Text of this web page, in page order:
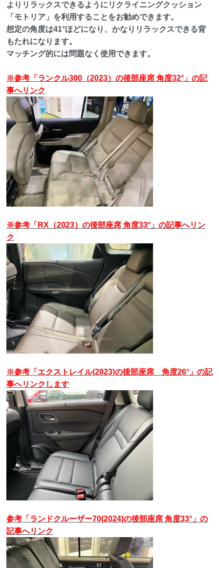
よりリラックスできるようにリクライニングクッション
「モトリア」を利用することをお勧めできます。
想定の角度は41°ほどになり、かなりリラックスできる背
もたれになります。
マッチング的には問題なく使用できます。
※参考「ランクル300（2023）の後部座席 角度32°」の記
事へリンク
※参考「RX（2023）の後部座席 角度33°」の記事へリン
ク
※参考「エクストレイル(2023)の後部座席 角度26°」の記
事へリンクします
参考「ランドクルーザー70(2024)の後部座席 角度33°」の
記事へリンク